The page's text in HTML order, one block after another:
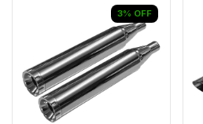
3% OFF